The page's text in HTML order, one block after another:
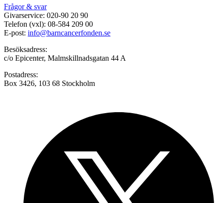
Frågor & svar
Givarservice: 020-90 20 90
Telefon (vxl): 08-584 209 00
E-post: info@barncancerfonden.se
Besöksadress:
c/o Epicenter, Malmskillnadsgatan 44 A
Postadress:
Box 3426, 103 68 Stockholm